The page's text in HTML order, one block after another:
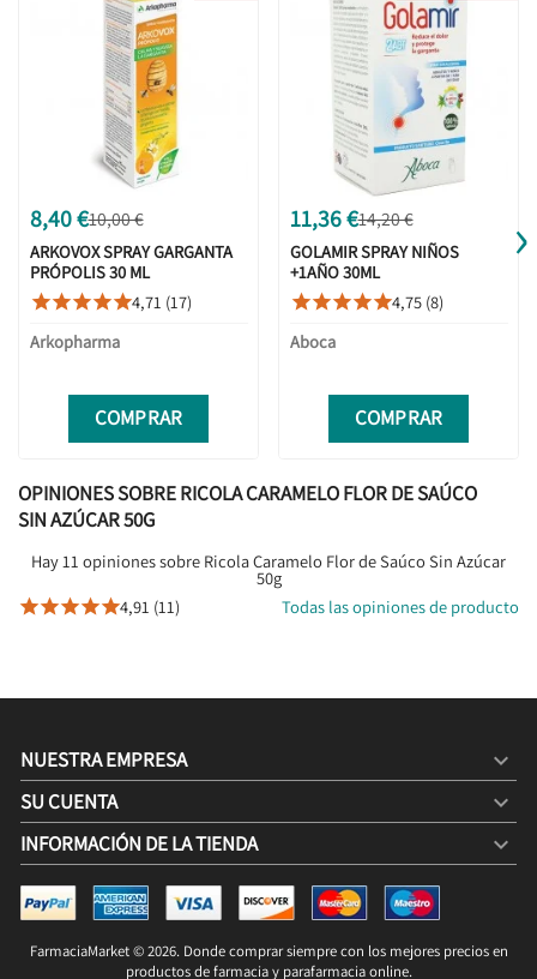
RICOLA CARAMELO FLOR DE SAÚCO SIN AZÚCAR 50G
3,00 € 2,30 € COMPRAR
8,40 €10,00 €
ARKOVOX SPRAY GARGANTA
PRÓPOLIS 30 ML
4,71 (17)
Arkopharma
COMPRAR
11,36 €14,20 €
GOLAMIR SPRAY NIÑOS
+1AÑO 30ML
4,75 (8)
Aboca
COMPRAR
›
OPINIONES SOBRE RICOLA CARAMELO FLOR DE SAÚCO
SIN AZÚCAR 50G
Hay 11 opiniones sobre Ricola Caramelo Flor de Saúco Sin Azúcar
50g
4,91 (11) Todas las opiniones de producto
NUESTRA EMPRESA 
SU CUENTA 
INFORMACIÓN DE LA TIENDA keyboard_arrow_down
FarmaciaMarket © 2026. Donde comprar siempre con los mejores precios en
productos de farmacia y parafarmacia online.